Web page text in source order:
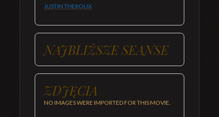
JUSTIN THEROUX
NAJBLIŻSZE SEANSE
ZDJĘCIA
NO IMAGES WERE IMPORTED FOR THIS MOVIE.